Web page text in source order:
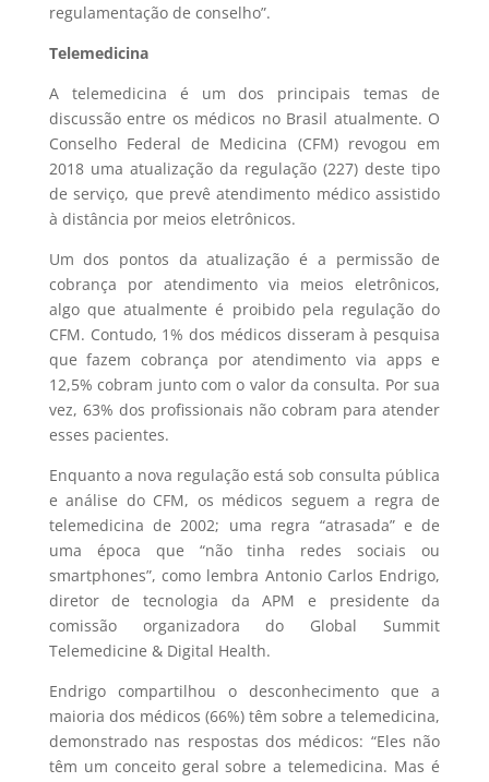
regulamentação de conselho”.
Telemedicina
A telemedicina é um dos principais temas de
discussão entre os médicos no Brasil atualmente. O
Conselho Federal de Medicina (CFM) revogou em
2018 uma atualização da regulação (227) deste tipo
de serviço, que prevê atendimento médico assistido
à distância por meios eletrônicos.
Um dos pontos da atualização é a permissão de
cobrança por atendimento via meios eletrônicos,
algo que atualmente é proibido pela regulação do
CFM. Contudo, 1% dos médicos disseram à pesquisa
que fazem cobrança por atendimento via apps e
12,5% cobram junto com o valor da consulta. Por sua
vez, 63% dos profissionais não cobram para atender
esses pacientes.
Enquanto a nova regulação está sob consulta pública
e análise do CFM, os médicos seguem a regra de
telemedicina de 2002; uma regra “atrasada” e de
uma época que “não tinha redes sociais ou
smartphones”, como lembra Antonio Carlos Endrigo,
diretor de tecnologia da APM e presidente da
comissão organizadora do Global Summit
Telemedicine & Digital Health.
Endrigo compartilhou o desconhecimento que a
maioria dos médicos (66%) têm sobre a telemedicina,
demonstrado nas respostas dos médicos: “Eles não
têm um conceito geral sobre a telemedicina. Mas é